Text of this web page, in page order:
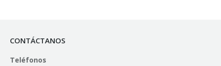
CONTÁCTANOS
Teléfonos